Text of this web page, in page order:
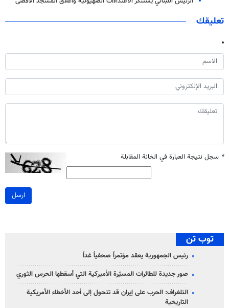
تعليقك
* سجل نتيجة العبارة في الخانة المقابلة
ارسل
توب تن
رئيس الجمهورية يعقد مؤتمراً صحفياً غداً
صور جديدة للطائرات المسيّرة الأميركية التي أسقطها الحرس الثوري
التلغراف: الحرب على إيران قد تتحول إلى أحد الأخطاء الأمريكية
التاريخية